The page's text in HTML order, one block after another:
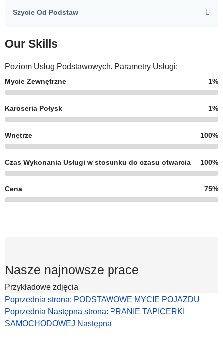
Szycie Od Podstaw
Our Skills
Poziom Usług Podstawowych. Parametry Usługi:
Mycie Zewnętrzne 1%
Karoseria Połysk 1%
Wnętrze 100%
Czas Wykonania Usługi w stosunku do czasu otwarcia 100%
Cena 75%
Nasze najnowsze prace
Przykładowe zdjęcia
Poprzednia strona: PODSTAWOWE MYCIE POJAZDU
Poprzednia Następna strona: PRANIE TAPICERKI
SAMOCHODOWEJ Następna